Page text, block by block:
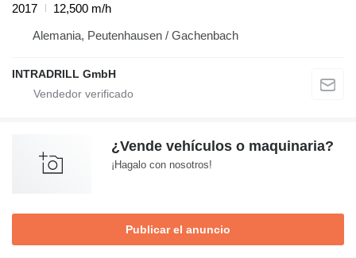
2017
12,500 m/h
Alemania, Peutenhausen / Gachenbach
INTRADRILL GmbH
¿Vende vehículos o maquinaria?
¡Hagalo con nosotros!
Publicar el anuncio